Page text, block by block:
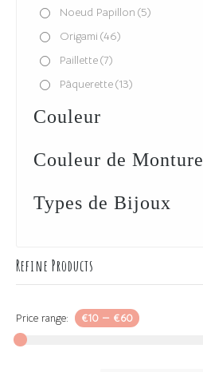
Noeud Papillon (5)
Origami (46)
Paillette(7)
Pâquerette(13)
Plume
Spirale(9)
Couleur
Couleur de Monture
Types de Bijoux
Refine Products
Price range: €10 — €60